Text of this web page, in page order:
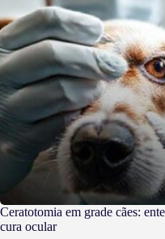
Ceratotomia em grade cães:
cura ocular